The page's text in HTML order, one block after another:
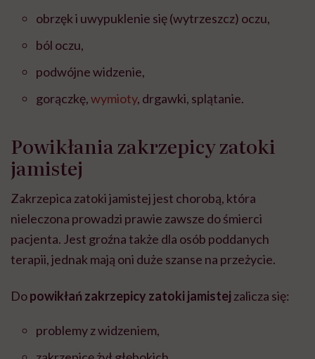
obrzęk i uwypuklenie się (wytrzeszcz) oczu,
ból oczu,
podwójne widzenie,
gorączkę,wymioty, drgawki, splątanie.
Powikłania zakrzepicy zatoki
jamistej
Zakrzepica zatoki jamistej jest chorobą, która
nieleczona prowadzi prawie zawsze do śmierci
pacjenta. Jest groźna także dla osób poddanych
terapii, jednak mają oni duże szanse na przeżycie.
Dopowikłań zakrzepicy zatoki jamistej zalicza się:
problemy z widzeniem,